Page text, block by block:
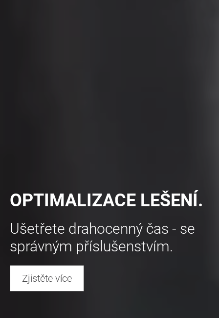
OPTIMALIZACE LEŠENÍ.
Ušetřete drahocenný čas - se
správným příslušenstvím.
Zjistěte více